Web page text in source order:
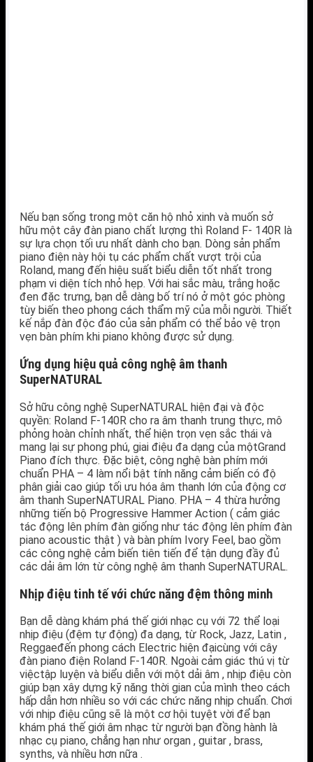
Nếu bạn sống trong một căn hộ nhỏ xinh và muốn sở
hữu một cây đàn piano chất lượng thì Roland F- 140R là
sự lựa chọn tối ưu nhất dành cho bạn. Dòng sản phẩm
piano điện này hội tụ các phẩm chất vượt trội của
Roland, mang đến hiệu suất biểu diễn tốt nhất trong
phạm vi diện tích nhỏ hẹp. Với hai sắc màu, trắng hoặc
đen đặc trưng, bạn dễ dàng bố trí nó ở một góc phòng
tùy biến theo phong cách thẩm mỹ của mỗi người. Thiết
kế nắp đàn độc đáo của sản phẩm có thể bảo vệ trọn
vẹn bàn phím khi piano không được sử dụng.
Ứng dụng hiệu quả công nghệ âm thanh
SuperNATURAL
Sở hữu công nghệ SuperNATURAL hiện đại và độc
quyền: Roland F-140R cho ra âm thanh trung thực, mô
phỏng hoàn chỉnh nhất, thể hiện trọn vẹn sắc thái và
mang lại sự phong phú, giai điệu đa dạng của mộtGrand
Piano đích thực. Đặc biệt, công nghệ bàn phím mới
chuẩn PHA – 4 làm nổi bật tính năng cảm biến có độ
phân giải cao giúp tối ưu hóa âm thanh lớn của động cơ
âm thanh SuperNATURAL Piano. PHA – 4 thừa hưởng
những tiến bộ Progressive Hammer Action ( cảm giác
tác động lên phím đàn giống như tác động lên phím đàn
piano acoustic thật ) và bàn phím Ivory Feel, bao gồm
các công nghệ cảm biến tiên tiến để tận dụng đầy đủ
các dải âm lớn từ công nghệ âm thanh SuperNATURAL.
Nhịp điệu tinh tế với chức năng đệm thông minh
Bạn dễ dàng khám phá thế giới nhạc cụ với 72 thể loại
nhịp điệu (đệm tự động) đa dạng, từ Rock, Jazz, Latin ,
Reggaeđến phong cách Electric hiện đạicùng với cây
đàn piano điện Roland F-140R. Ngoài cảm giác thú vị từ
việctập luyện và biểu diễn với một dải âm , nhịp điệu còn
giúp bạn xây dựng kỹ năng thời gian của mình theo cách
hấp dẫn hơn nhiều so với các chức năng nhịp chuẩn. Chơi
với nhịp điệu cũng sẽ là một cơ hội tuyệt vời để bạn
khám phá thế giới âm nhạc từ người bạn đồng hành là
nhạc cụ piano, chẳng hạn như organ , guitar , brass,
synths, và nhiều hơn nữa .